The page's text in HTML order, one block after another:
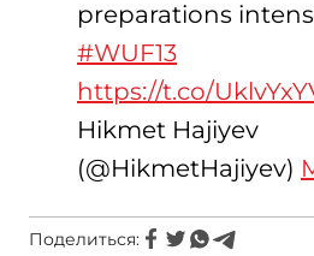
preparations
#WUF13
https://t.co/
Hikmet Hajiyev
(@HikmetHajiyev)
Поделиться: